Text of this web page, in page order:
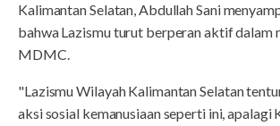
Kalimantan Selatan, Abdullah Sani
bahwa Lazismu turut berperan aktif dalam
MDMC.
"Lazismu Wilayah Kalimantan Selatan
aksi sosial kemanusiaan seperti ini, apalagi